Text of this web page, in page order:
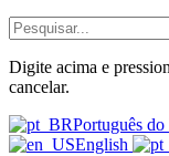
Digite acima e
cancelar.
Português
English